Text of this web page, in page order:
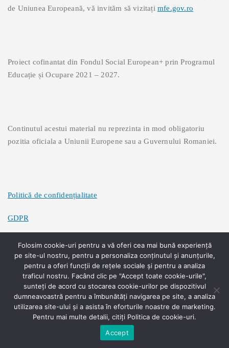
de Uniunea Europeană, vă invităm să vizitați mfe.gov.ro
Proiect cofinantat din Fondul Social European+ prin Programul
Educație și Ocupare 2021 – 2027.
Continutul acestui material nu reprezinta in mod obligatoriu
pozitia oficiala a Uniunii Europene sau a Guvernului Romaniei.
Politică de confidențialitate
GDPR
Politică de cookies
| Theme: Shk Corporate by Webriti
Folosim cookie-uri pentru a vă oferi cea mai bună experiență
pe site-ul nostru, pentru a personaliza conținutul și anunțurile,
pentru a oferi funcții de rețele sociale și pentru a analiza
traficul nostru. Facând clic pe "Accept toate cookie-urile",
sunteți de acord cu stocarea cookie-urilor pe dispozitivul
dumneavoastră pentru a îmbunătăți navigarea pe site, a analiza
utilizarea site-ului și a asista în eforturile noastre de marketing.
Pentru mai multe detalii, citiți Politica de cookie-uri.
Accept